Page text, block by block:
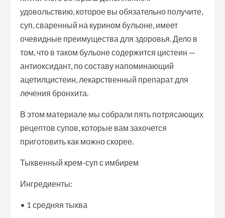
удовольствию, которое вы обязательно получите,
суп, сваренный на курином бульоне, имеет
очевидные преимущества для здоровья. Дело в
том, что в таком бульоне содержится цистеин —
антиоксидант, по составу напоминающий
ацетилцистеин, лекарственный препарат для
лечения бронхита.
В этом материале мы собрали пять потрясающих
рецептов супов, которые вам захочется
приготовить как можно скорее.
Тыквенный крем-суп с имбирем
Ингредиенты:
• 1 средняя тыква